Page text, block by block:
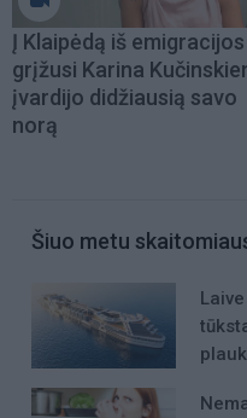
Į Klaipėdą iš emigracijos
grįžusi Karina
įvardijo didžiausią savo
norą
Šiuo metu